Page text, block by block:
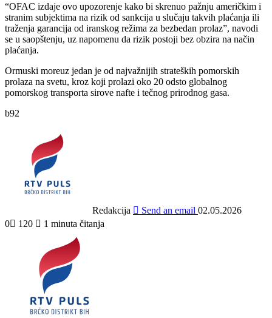
“OFAC izdaje ovo upozorenje kako bi skrenuo pažnju američkim i
stranim subjektima na rizik od sankcija u slučaju takvih plaćanja ili
traženja garancija od iranskog režima za bezbedan prolaz”, navodi
se u saopštenju, uz napomenu da rizik postoji bez obzira na način
plaćanja.
Ormuski moreuz jedan je od najvažnijih strateških pomorskih
prolaza na svetu, kroz koji prolazi oko 20 odsto globalnog
pomorskog transporta sirove nafte i tečnog prirodnog gasa.
b92
Redakcija Send an email 02.05.2026
0
120 1 minuta čitanja